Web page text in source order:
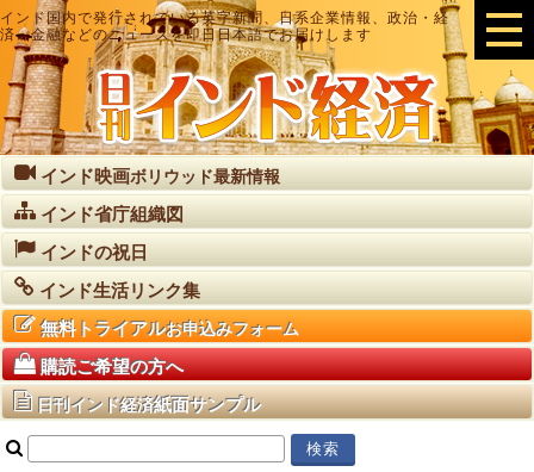
インド国内で発行されている英字新聞、日系企業情報、政治・経
済・金融などのニュースを即日日本語でお届けします
インド映画ボリウッド最新情報
インド省庁組織図
インドの祝日
インド生活リンク集
無料トライアルお申込みフォーム
購読ご希望の方へ
日刊インド経済紙面サンプル